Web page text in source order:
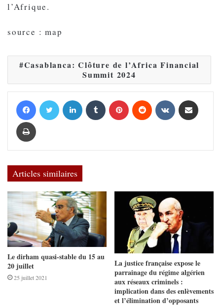
l’Afrique.
source : map
Casablanca: Clôture de l’Africa Financial
Summit 2024
Articles similaires
Le dirham quasi-stable du 15 au
20 juillet
25 juillet 2021
La justice française expose le
parrainage du régime algérien
aux réseaux criminels :
implication dans des enlèvements
et l’élimination d’opposants